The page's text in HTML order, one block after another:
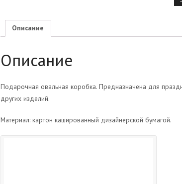
Описание
Описание
Подарочная овальная коробка. Предназначена для
других изделий.
Материал: картон кашированный дизайнерской бумагой.